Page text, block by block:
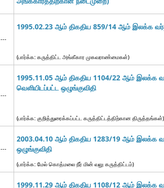
---
1995.02.23 ஆம் திகதிய 859/14 ஆம் இலக்க
(பார்க்க: கருத்திட்ட அங்கீகார முகவராண்மைகள்)
---
1995.11.05 ஆம் திகதிய 1104/22 ஆம் இலக்க
வெளியிடப்பட்ட ஒழுங்குவிதி
(பார்க்க: குறித்துரைக்கப்பட்ட கருத்திட்டத்திற்கான திருத்தங்கள்)
---
2003.04.10 ஆம் திகதிய 1283/19 ஆம் இலக்க
ஒழுங்குவிதி
(பார்க்க: மேல் கொத்மலை நீர் மின் வலு கருத்திட்டம்)
1999.11.29 ஆம் திகதிய 1108/12 ஆம் இலக்க